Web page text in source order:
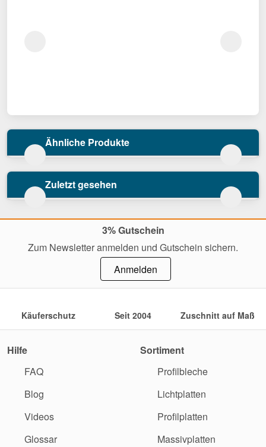
Ähnliche Produkte
Zuletzt gesehen
3% Gutschein
Zum Newsletter anmelden und Gutschein sichern.
Anmelden
Käuferschutz Seit 2004 Zuschnitt auf Maß
Hilfe
FAQ
Blog
Videos
Glossar
Sortiment
Profilbleche
Lichtplatten
Profilplatten
Massivplatten